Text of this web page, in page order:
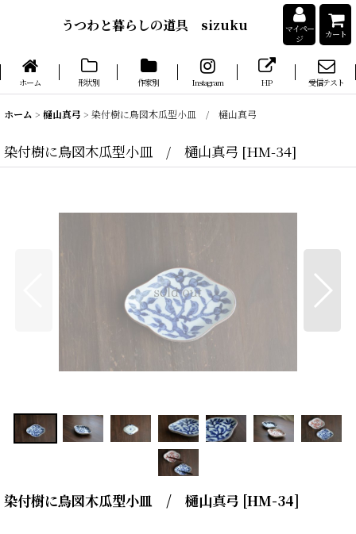
うつわと暮らしの道具 sizuku
マイペー
ジ
カート
ホーム 形状別 作家別 Instagram HP 受信テスト
ホーム > 樋山真弓 > 染付樹に鳥図木瓜型小皿 / 樋山真弓
染付樹に鳥図木瓜型小皿 / 樋山真弓 [HM-34]
染付樹に鳥図木瓜型小皿 / 樋山真弓 [HM-34]